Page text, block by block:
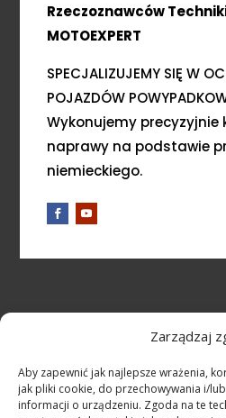
Zarządzaj
Aby zapewnić jak najlepsze wrażenia,
jak pliki cookie, do przechowywania i/
informacji o urządzeniu. Zgoda na te
Rzeczoznawców
MOTOEXPERT
SPECJALIZUJEMY SIĘ W
POJAZDÓW
Wykonujemy precyzyjnie
naprawy na podstawie
niemieckiego.